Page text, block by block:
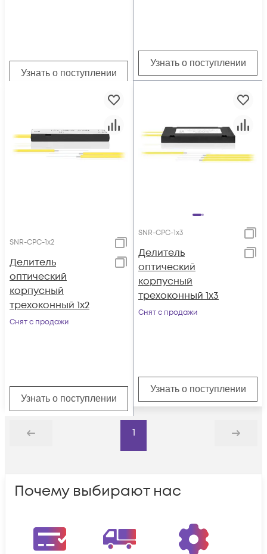
Узнать о поступлении
Узнать о поступлении
SNR-CPC-1x2
Делитель
оптический
корпусный
трехоконный 1х2
Снят с продажи
Узнать о поступлении
SNR-CPC-1x3
Делитель
оптический
корпусный
трехоконный 1х3
Снят с продажи
Узнать о поступлении
Назад
1
Дальше
Почему выбирают нас